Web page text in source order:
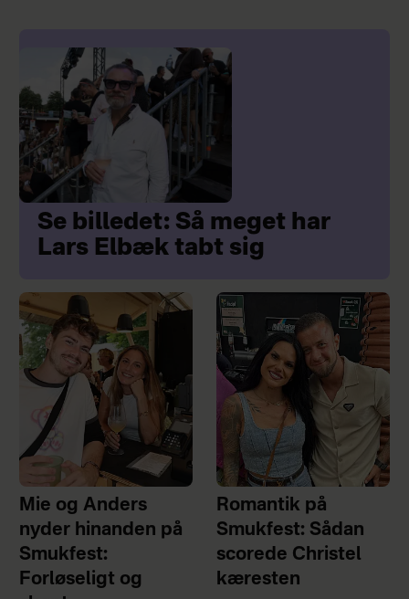
Se billedet: Så meget har
Lars Elbæk tabt sig
Mie og Anders
nyder hinanden på
Smukfest:
Forløseligt og
Romantik på
Smukfest: Sådan
scorede Christel
kæresten